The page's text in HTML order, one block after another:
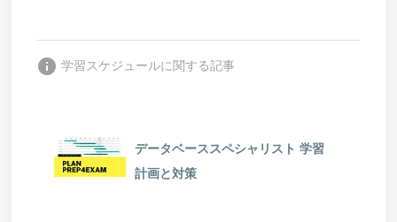
info 学習スケジュールに関する記事
データベーススペシャリスト 学習
計画と対策